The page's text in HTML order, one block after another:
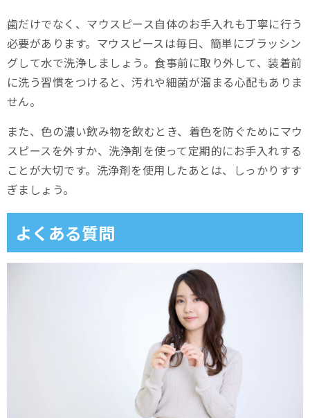
歯だけでなく、マウスピース自体のお手入れも丁寧に行う
必要があります。マウスピースは毎日、簡単にブラッシン
グして水で洗浄しましょう。食事前に取り外して、装着前
に洗う習慣をつけると、汚れや細菌が溜まる心配もありま
せん。
また、色の濃い飲み物を飲むとき、着色を防ぐためにマウ
スピースを外すか、洗浄剤を使って定期的にお手入れする
ことが大切です。洗浄剤を使用したあとは、しっかりすす
ぎましょう。
よくある質問